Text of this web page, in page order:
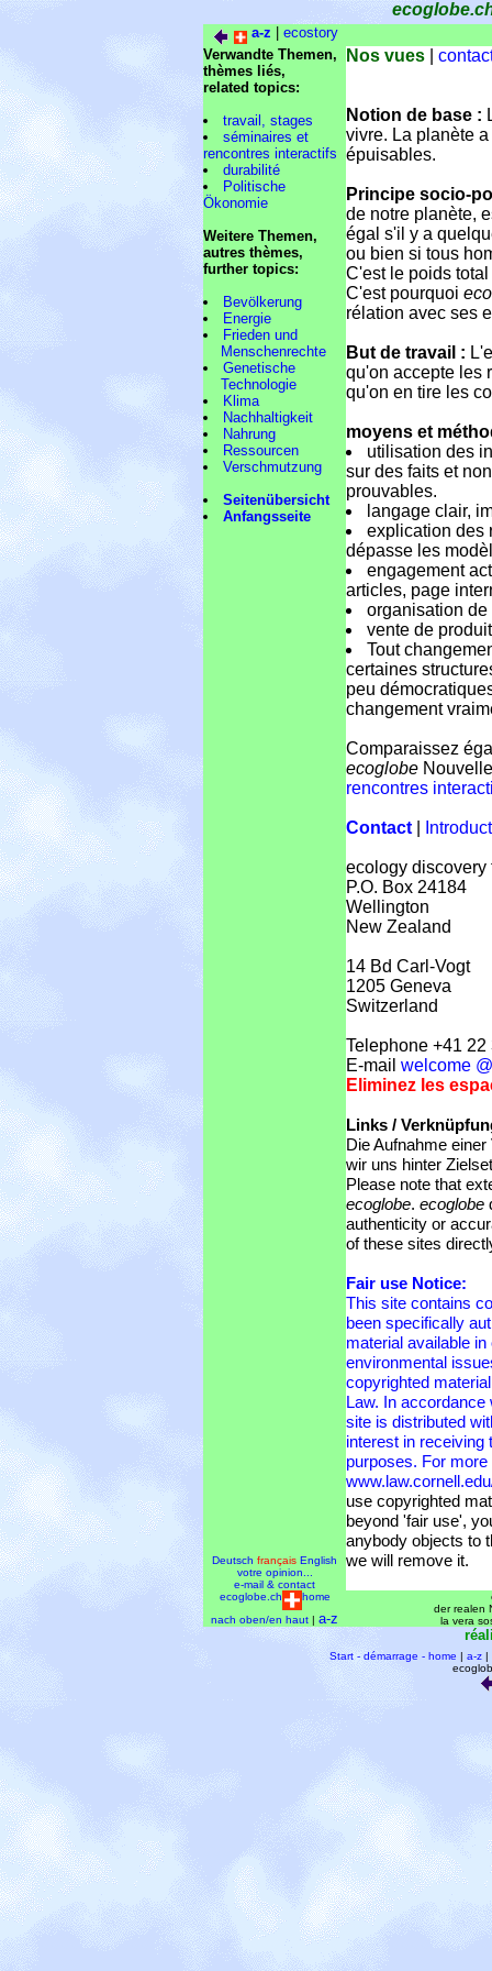
a-z | ecostory
Verwandte Themen,
thèmes liés,
related topics:
travail, stages
séminaires et
rencontres interactifs
durabilité
Politische
Ökonomie
Weitere Themen,
autres thèmes,
further topics:
Bevölkerung
Energie
Frieden und
Menschenrechte
Genetische
Technologie
Klima
Nachhaltigkeit
Nahrung
Ressourcen
Verschmutzung
Seitenübersicht
Anfangsseite
Nos vues
Notion de base :
vivre. La planète
épuisables.
Principe socio-
de notre planète,
égal s'il y a
ou bien si tous
C'est le poids
C'est pourquoi
rélation avec ses
But de travail :
qu'on accepte les
qu'on en tire les
moyens et
utilisation des
sur des faits et
prouvables.
langage clair,
explication des
dépasse les
engagement
articles, page
organisation
vente de
Tout
certaines
peu
changement
Comparaissez
ecoglobe
rencontres
Contact
ecology discovery
P.O. Box 24184
Wellington
New Zealand
14 Bd Carl-Vogt
1205 Geneva
Switzerland
Telephone +41 22
E-mail welcome
Eliminez les
Links /
Die Aufnahme
wir uns hinter
Please note that
ecoglobe. ecoglobe
authenticity or
of these sites
Fair use Notice:
This site contains
been specifically
material available
environmental
copyrighted
Law. In accordance
site is distributed
interest in receiving
purposes. For
use copyrighted
beyond 'fair use',
anybody objects to
we will remove it.
Deutsch français English
votre opinion...
e-mail & contact
ecoglobe.ch
home
nach oben/en haut | a-z
der realen
la vera
Start - démarrage - home | a-z |